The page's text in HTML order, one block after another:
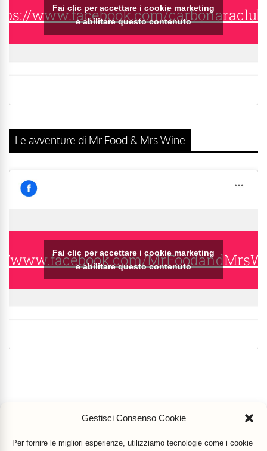
Gestisci Consenso Cookie
Per fornire le migliori esperienze, utilizziamo tecnologie come i cookie
www.facebook.com/
Fai clic per accettare i cookie marketing
e abilitare questo contenuto
Le avventure di Mr Food & Mrs Wine
www.facebook.com/
Fai clic per accettare i cookie marketing
e abilitare questo contenuto